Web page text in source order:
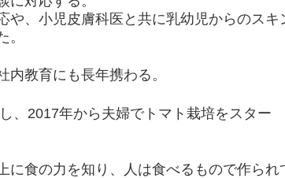
や、小児皮膚科医と共に乳幼児からのスキ
内教育にも長年携わる。
、2017年から夫婦でトマト栽培をスター
に食の力を知り、人は食べるもので作られ